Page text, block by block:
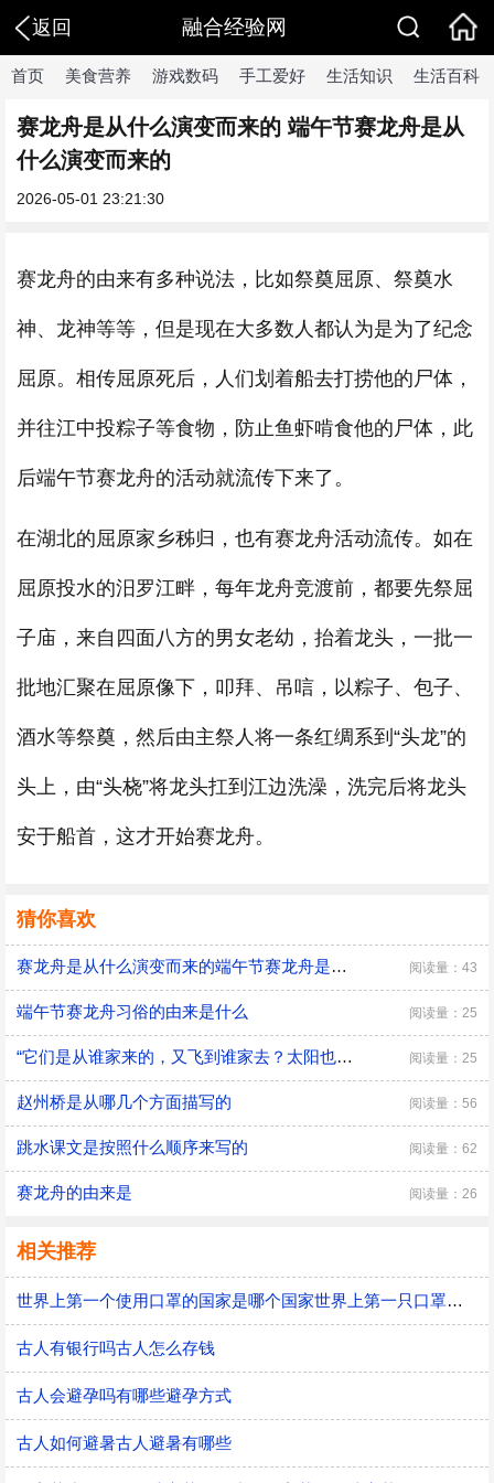
返回 融合经验网
首页 美食营养 游戏数码 手工爱好 生活知识 生活百科
赛龙舟是从什么演变而来的 端午节赛龙舟是从
什么演变而来的
2026-05-01 23:21:30
赛龙舟的由来有多种说法，比如祭奠屈原、祭奠水
神、龙神等等，但是现在大多数人都认为是为了纪念
屈原。相传屈原死后，人们划着船去打捞他的尸体，
并往江中投粽子等食物，防止鱼虾啃食他的尸体，此
后端午节赛龙舟的活动就流传下来了。
在湖北的屈原家乡秭归，也有赛龙舟活动流传。如在
屈原投水的汨罗江畔，每年龙舟竞渡前，都要先祭屈
子庙，来自四面八方的男女老幼，抬着龙头，一批一
批地汇聚在屈原像下，叩拜、吊唁，以粽子、包子、
酒水等祭奠，然后由主祭人将一条红绸系到“头龙”的
头上，由“头桡”将龙头扛到江边洗澡，洗完后将龙头
安于船首，这才开始赛龙舟。
猜你喜欢
赛龙舟是从什么演变而来的端午节赛龙舟是从什么演变而来的 阅读量：43
端午节赛龙舟习俗的由来是什么 阅读量：25
“它们是从谁家来的，又飞到谁家去？太阳也不知道。”修辞手法 阅读量：25
赵州桥是从哪几个方面描写的 阅读量：56
跳水课文是按照什么顺序来写的 阅读量：62
赛龙舟的由来是 阅读量：26
相关推荐
世界上第一个使用口罩的国家是哪个国家世界上第一只口罩是谁发明的
古人有银行吗古人怎么存钱
古人会避孕吗有哪些避孕方式
古人如何避暑古人避暑有哪些